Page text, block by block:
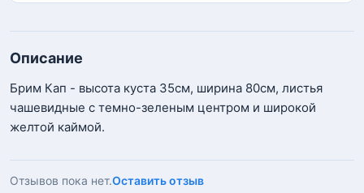
Описание
Брим Кап - высота куста 35см, ширина 80см, листья
чашевидные с темно-зеленым центром и широкой
желтой каймой.
Отзывов пока нет.Оставить отзыв